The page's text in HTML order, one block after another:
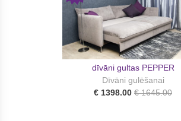
dīvāni gultas PEPPER
Dīvāni gulēšanai
€ 1398.00 € 1645.00